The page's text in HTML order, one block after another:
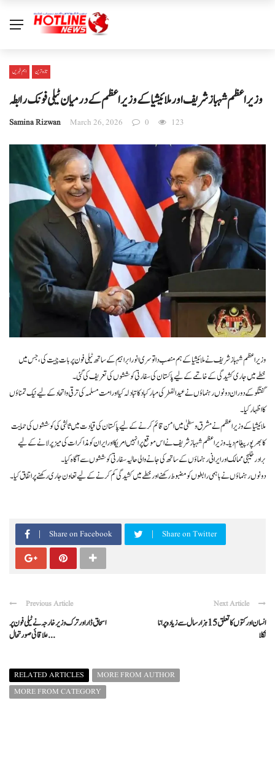
اہم خبریں تازہ ترین
وزیراعظم شہباز شریف اور ملائیشیا کے وزیر اعظم کے درمیان ٹیلی فونک رابطہ
Samina Rizwan March 26, 2026 0 123
وزیراعظم شہباز شریف نے ملائیشیا کے ہم منصب داتو سری انور ابراہیم کے ساتھ ٹیلی فون پر بات چیت کی، جس میں
خطے میں جاری کشیدگی کے خاتمے کے لیے پاکستان کی سفارتی کوششوں کی تعریف کی گئی۔
گفتگو کے دوران دونوں رہنماؤں نے عید الفطر کی مبارکباد کا تبادلہ کیا اور امت مسلمہ کی ترقی و اتحاد کے لیے نیک تمناؤں
کا اظہار کیا۔
ملائیشیا کے وزیر اعظم نے مشرق وسطیٰ میں امن قائم کرنے کے لیے پاکستان کی قیادت میں ثالثی کی کوششوں کی حمایت
کا بھرپور پیغام دیا۔ وزیراعظم شہباز شریف نے اس موقع پر انہیں امریکا اور ایران کو مذاکرات کی میز پر لانے کے لیے
برادر خلیجی ممالک اور ایرانی رہنماؤں کے ساتھ کی جانے والی حالیہ سفارتی کوششوں سے آگاہ کیا۔
دونوں رہنماؤں نے باہمی رابطوں کو مضبوط رکھنے اور خطے میں کشیدگی کم کرنے کے لیے تعاون جاری رکھنے پر اتفاق کیا۔
Share on Facebook Share on Twitter
Previous Article
اسحاق ڈار اور ترک وزیر خارجہ نے ٹیلی فون پر
علاقائی صورتحال ...
Next Article
انسان اور کتوں کا تعلق 15 ہزار سال سے زیادہ پرانا
نکلا
RELATED ARTICLES
MORE FROM AUTHOR
MORE FROM CATEGORY